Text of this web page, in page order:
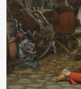
О нас
События
Другие проекты